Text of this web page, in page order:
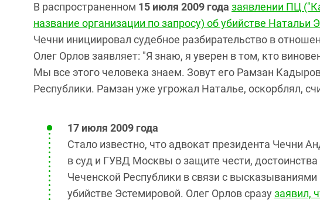
В распространенном 15 июля 2009 года заявлении ПЦ
название организации по запросу) об убийстве Натальи
Чечни инициировал судебное разбирательство в
Олег Орлов заявляет: "Я знаю, я уверен в том, кто
Мы все этого человека знаем. Зовут его Рамзан
Республики. Рамзан уже угрожал Наталье, оскорблял,
17 июля 2009 года
Стало известно, что адвокат президента Чечни
в суд и ГУВД Москвы о защите чести,
Чеченской Республики в связи с
убийстве Эстемировой. Олег Орлов сразу заявил,